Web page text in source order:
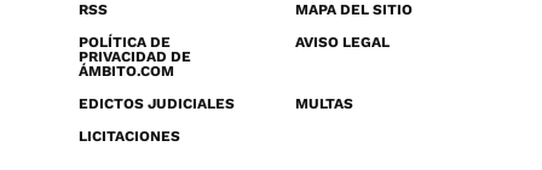
RSS
MAPA DEL SITIO
POLÍTICA DE
PRIVACIDAD DE
ÁMBITO.COM
AVISO LEGAL
EDICTOS JUDICIALES
MULTAS
LICITACIONES